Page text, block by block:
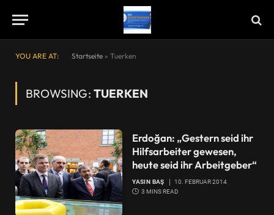
YOU ARE AT: Startseite » Tuerken
BROWSING: TUERKEN
Erdoğan: „Gestern seid ihr
Hilfsarbeiter gewesen,
heute seid ihr Arbeitgeber“
YASIN BAŞ
10. FEBRUAR 2014
3 MINS READ